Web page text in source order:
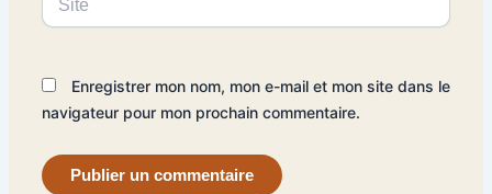
Enregistrer mon nom, mon e-mail et mon site dans le
navigateur pour mon prochain commentaire.